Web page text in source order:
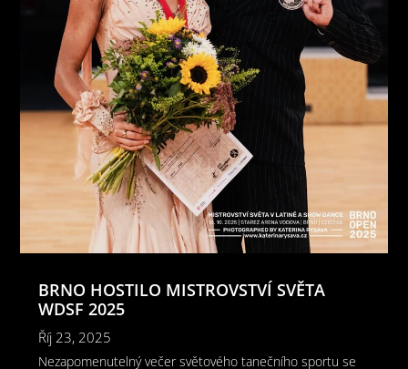
BRNO HOSTILO MISTROVSTVÍ SVĚTA
WDSF 2025
Říj 23, 2025
Nezapomenutelný večer světového tanečního sportu se